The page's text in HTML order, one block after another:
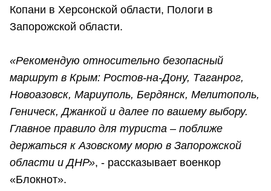
Копани в Херсонской области, Пологи в
Запорожской области.
«Рекомендую относительно безопасный
маршрут в Крым: Ростов-на-Дону, Таганрог,
Новоазовск, Мариуполь, Бердянск, Мелитополь,
Геническ, Джанкой и далее по вашему выбору.
Главное правило для туриста – поближе
держаться к Азовскому морю в Запорожской
области и ДНР», - рассказывает военкор
«Блокнот».